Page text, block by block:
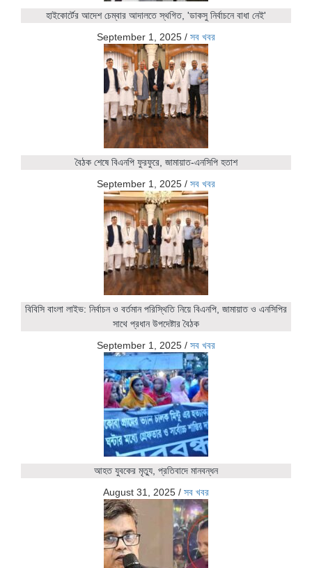
হাইকোর্টের আদেশ চেম্বার আদালতে স্থগিত, 'ডাকসু নির্বাচনে বাধা নেই'
September 1, 2025 / সব খবর
বৈঠক শেষে বিএনপি ফুরফুরে, জামায়াত-এনসিপি হতাশ
September 1, 2025 / সব খবর
বিবিসি বাংলা লাইভ: নির্বাচন ও বর্তমান পরিস্থিতি নিয়ে বিএনপি, জামায়াত ও এনসিপির
সাথে প্রধান উপদেষ্টার বৈঠক
September 1, 2025 / সব খবর
আহত যুবকের মৃত্যু, প্রতিবাদে মানবন্ধন
August 31, 2025 / সব খবর